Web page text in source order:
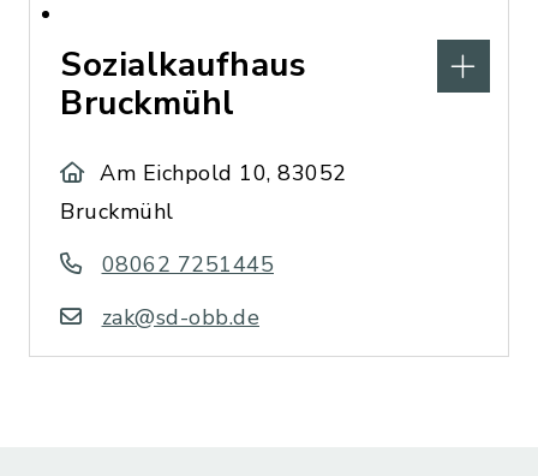
Sozialkaufhaus
Bruckmühl
Am Eichpold 10, 83052
Bruckmühl
08062 7251445
zak@sd-obb.de